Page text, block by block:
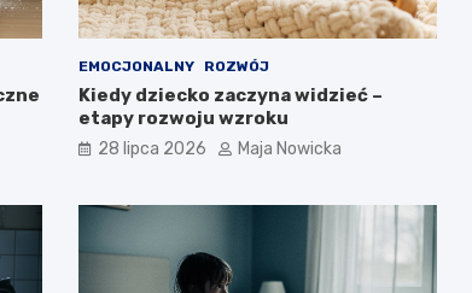
EMOCJONALNY ROZWÓJ
Kiedy dziecko zaczyna widzieć –
etapy rozwoju wzroku
28 lipca 2026 Maja Nowicka